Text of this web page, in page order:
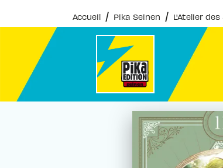
Accueil / Pika Seinen / L'Atelier